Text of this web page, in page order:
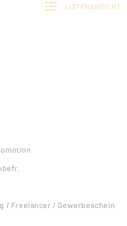
LISTENANSICHT
/ Freelancer / Gewerbeschein